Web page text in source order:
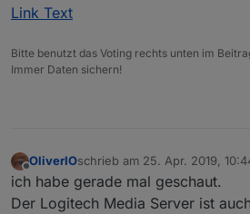
Link Text
Bitte benutzt das Voting rechts unten im
Immer Daten sichern!
Offline
OliverIOschrieb am 25. Apr. 2019,
zuletzt editiert von
ich habe gerade mal geschaut.
Der Logitech Media Server ist